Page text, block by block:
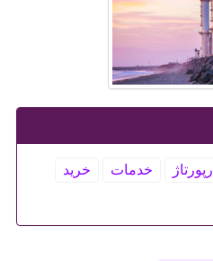
رپورتاژ خدمات
خرید